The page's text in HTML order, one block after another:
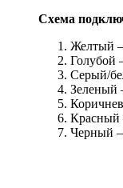
Схема
Желтый –
Голубой
Серый/
Зеленый
Красный
Черный –